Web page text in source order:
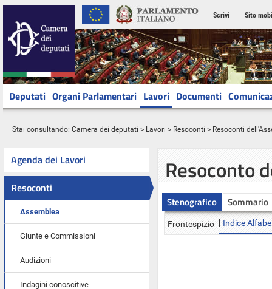
Scrivi Sito
Deputati Organi Parlamentari Lavori Documenti
Stai consultando: Camera dei deputati > Lavori > Resoconti > Resoconti
Agenda dei Lavori
Resoconti
Assemblea
Giunte e Commissioni
Audizioni
Indagini conoscitive
Resoconto
Stenografico Sommario
Frontespizio Indice